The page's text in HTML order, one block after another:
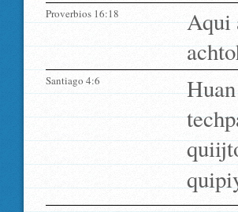
Proverbios 16:18
Aqui
Santiago 4:6